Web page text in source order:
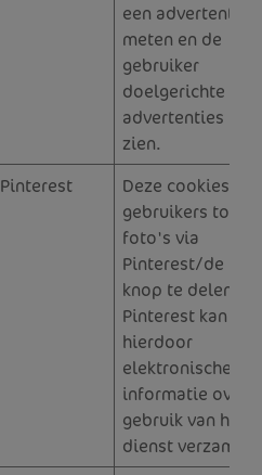
een advertentie
meten en de
gebruiker
doelgerichte
advertenties te
zien.
Pinterest
Deze cookies
gebruikers toe
foto's via
Pinterest/de
knop te delen, en
Pinterest kan
hierdoor
elektronische
informatie over
gebruik van hun
dienst